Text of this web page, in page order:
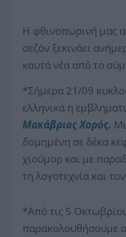
Η φθινοπωρινή μας
σεζόν ξεκινάει
καυτά νέα από το
*Σήμερα 21/09
ελληνικά η
Μακάβριος Χορός.
δομημένη σε δέκα
χιούμορ και με
τη λογοτεχνία και
*Από τις 5
παρακολουθήσουμε